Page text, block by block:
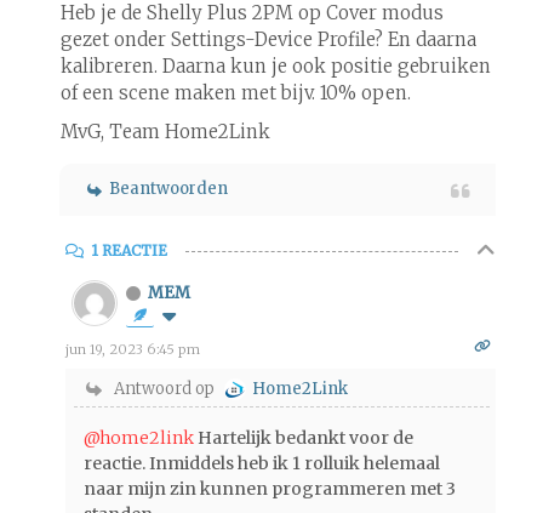
Heb je de Shelly Plus 2PM op Cover modus
gezet onder Settings-Device Profile? En daarna
kalibreren. Daarna kun je ook positie gebruiken
of een scene maken met bijv. 10% open.
MvG, Team Home2Link
Beantwoorden
1 REACTIE
MEM
jun 19, 2023 6:45 pm
Antwoord op Home2Link
@home2link Hartelijk bedankt voor de
reactie. Inmiddels heb ik 1 rolluik helemaal
naar mijn zin kunnen programmeren met 3